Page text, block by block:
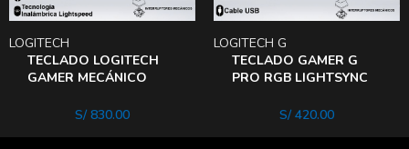
TECLADO LOGITECH
GAMER MECÁNICO
LOGITECH
S/830.00
TECLADO GAMER G
PRO RGB LIGHTSYNC
LOGITECH G
S/420.00